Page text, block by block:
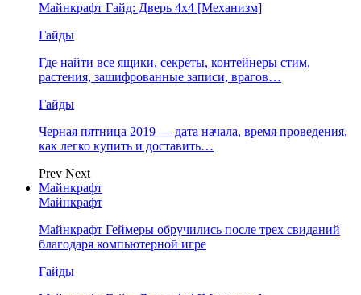
Майнкрафт Гайд: Дверь 4х4 [Механизм]
Гайды
Где найти все ящики, секреты, контейнеры стим,
растения, зашифрованные записи, врагов…
Гайды
Черная пятница 2019 — дата начала, время проведения,
как легко купить и доставить…
Prev Next
Майнкрафт
Майнкрафт
Майнкрафт Геймеры обручились после трех свиданий
благодаря компьютерной игре
Гайды